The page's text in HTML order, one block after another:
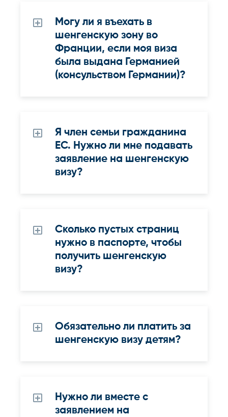
Могу ли я въехать в
шенгенскую зону во
Франции, если моя виза
была выдана Германией
(консульством Германии)?
Я член семьи гражданина
ЕС. Нужно ли мне подавать
заявление на шенгенскую
визу?
Сколько пустых страниц
нужно в паспорте, чтобы
получить шенгенскую
визу?
Обязательно ли платить за
шенгенскую визу детям?
Нужно ли вместе с
заявлением на